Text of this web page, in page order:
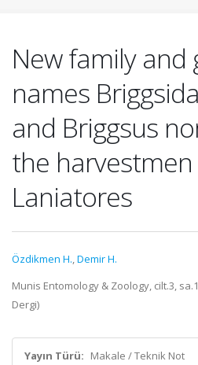
New family and
names
and Briggsus
the
Laniatores
Özdikmen H.,Demir H.
Munis Entomology & Zoology, cilt.3,
Dergi)
Yayın Türü: Makale / Teknik Not